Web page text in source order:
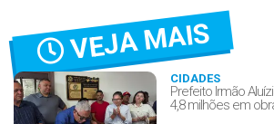
VEJA MAIS
CIDADES
Prefeito Irmão
4,8 milhões em